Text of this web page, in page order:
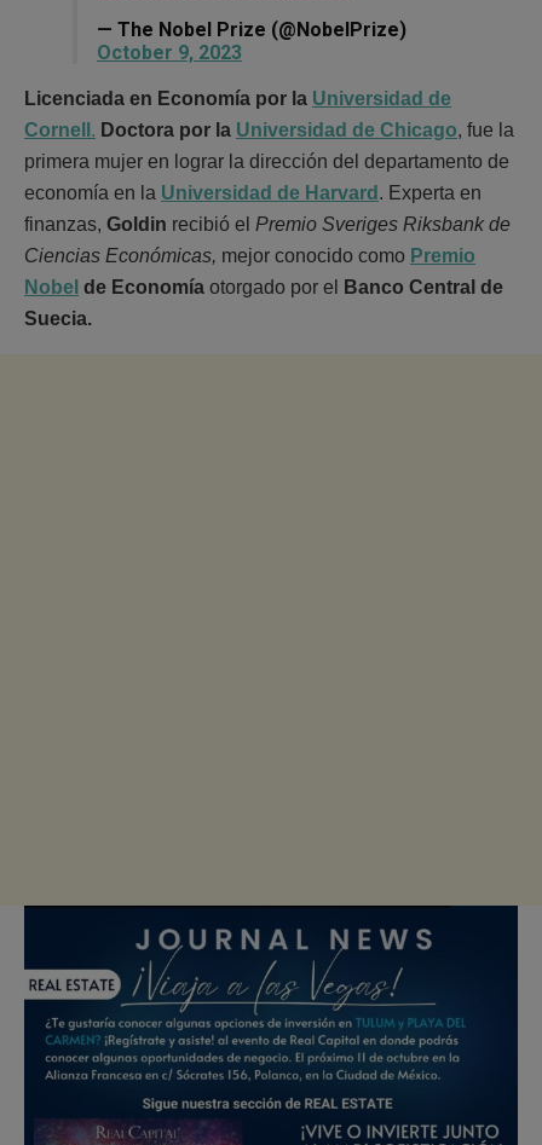
— The Nobel Prize (@NobelPrize)
October 9, 2023
Licenciada en Economía por la Universidad de
Cornell . Doctora por la Universidad de Chicago, fue la
primera mujer en lograr la dirección del departamento de
economía en la Universidad de Harvard . Experta en
finanzas, Goldin recibió el Premio Sveriges Riksbank de
Ciencias Económicas, mejor conocido como Premio
Nobel de Economía otorgado por el
Banco Central de
Suecia.